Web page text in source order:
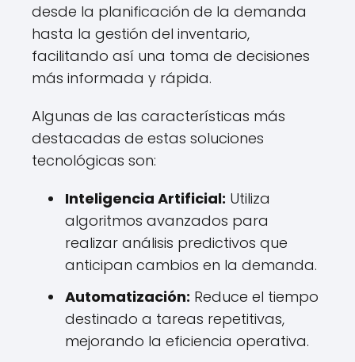
desde la planificación de la demanda
hasta la gestión del inventario,
facilitando así una toma de decisiones
más informada y rápida.
Algunas de las características más
destacadas de estas soluciones
tecnológicas son:
Inteligencia Artificial: Utiliza
algoritmos avanzados para
realizar análisis predictivos que
anticipan cambios en la demanda.
Automatización: Reduce el tiempo
destinado a tareas repetitivas,
mejorando la eficiencia operativa.